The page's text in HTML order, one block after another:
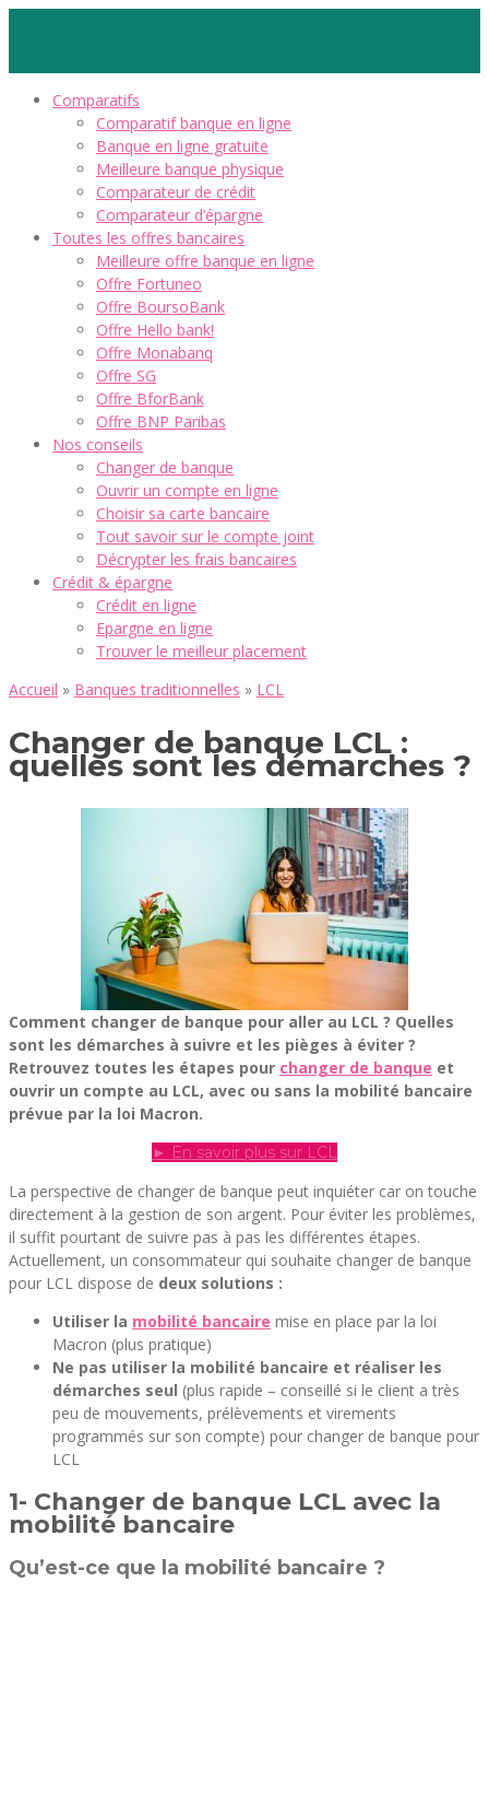
Comparatifs
Comparatif banque en ligne
Banque en ligne gratuite
Meilleure banque physique
Comparateur de crédit
Comparateur d’épargne
Toutes les offres bancaires
Meilleure offre banque en ligne
Offre Fortuneo
Offre BoursoBank
Offre Hello bank!
Offre Monabanq
Offre SG
Offre BforBank
Offre BNP Paribas
Nos conseils
Changer de banque
Ouvrir un compte en ligne
Choisir sa carte bancaire
Tout savoir sur le compte joint
Décrypter les frais bancaires
Crédit & épargne
Crédit en ligne
Epargne en ligne
Trouver le meilleur placement
Accueil » Banques traditionnelles » LCL
Changer de banque LCL :
quelles sont les démarches ?
Comment changer de banque pour aller au LCL ? Quelles
sont les démarches à suivre et les pièges à éviter ?
Retrouvez toutes les étapes pour changer de banque et
ouvrir un compte au LCL, avec ou sans la mobilité bancaire
prévue par la loi Macron.
► En savoir plus sur LCL
La perspective de changer de banque peut inquiéter car on touche
directement à la gestion de son argent. Pour éviter les problèmes,
il suffit pourtant de suivre pas à pas les différentes étapes.
Actuellement, un consommateur qui souhaite changer de banque
pour LCL dispose de deux solutions :
Utiliser la mobilité bancaire mise en place par la loi
Macron (plus pratique)
Ne pas utiliser la mobilité bancaire et réaliser les
démarches seul (plus rapide – conseillé si le client a très
peu de mouvements, prélèvements et virements
programmés sur son compte) pour changer de banque pour
LCL
1- Changer de banque LCL avec la
mobilité bancaire
Qu’est-ce que la mobilité bancaire ?